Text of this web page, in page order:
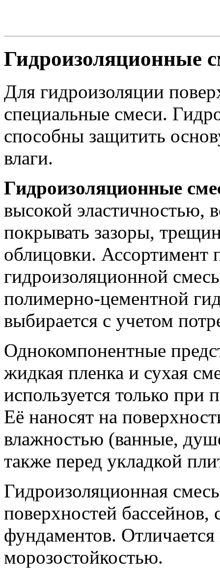
Гидроизоляционные
Для гидроизоляции
специальные смеси.
способны защитить
влаги.
Гидроизоляционные
высокой эластичностью,
покрывать зазоры,
облицовки. Ассортимент
гидроизоляционной
полимерно-цементной
выбирается с учетом
Однокомпонентные
жидкая пленка и сухая
используется только при
Её наносят на
влажностью (ванные,
также перед укладкой
Гидроизоляционная
поверхностей бассейнов,
фундаментов. Отличается
морозостойкостью.